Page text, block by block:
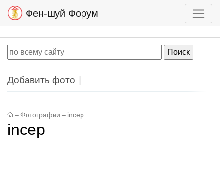
Фен-шуй Форум
Добавить фото
– Фотографии – incep
incep